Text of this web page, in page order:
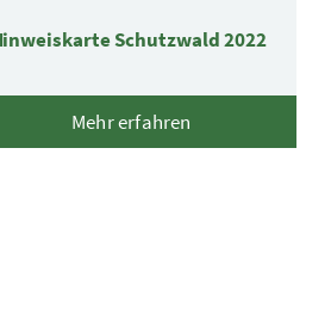
Schutzwald 2022
Mehr erfahren